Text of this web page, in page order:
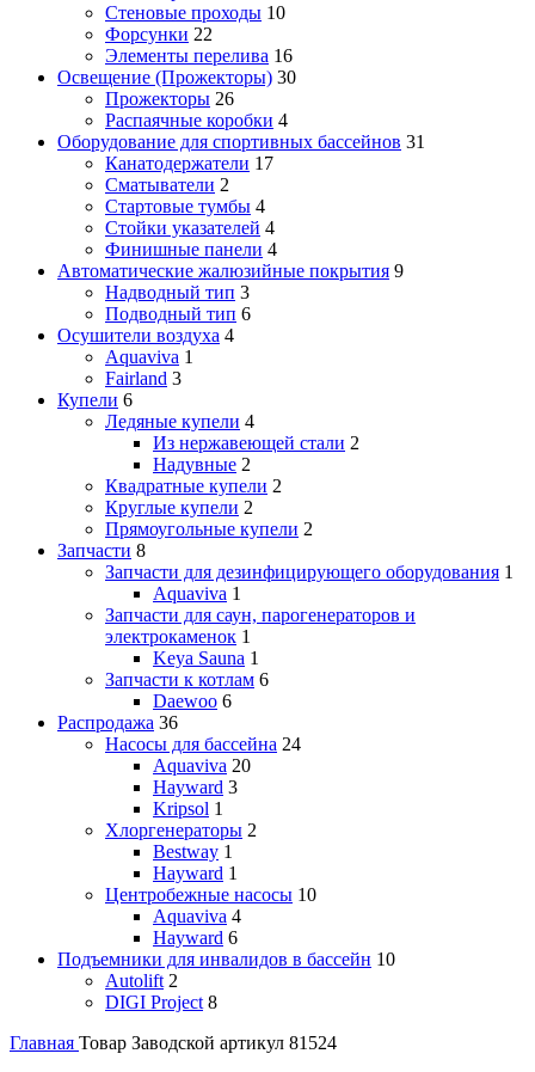
Стеновые проходы 10
Форсунки 22
Элементы перелива 16
Освещение (Прожекторы) 30
Прожекторы 26
Распаячные коробки 4
Оборудование для спортивных бассейнов 31
Канатодержатели 17
Сматыватели 2
Стартовые тумбы 4
Стойки указателей 4
Финишные панели 4
Автоматические жалюзийные покрытия 9
Надводный тип 3
Подводный тип 6
Осушители воздуха 4
Aquaviva 1
Fairland 3
Купели 6
Ледяные купели 4
Из нержавеющей стали 2
Надувные 2
Квадратные купели 2
Круглые купели 2
Прямоугольные купели 2
Запчасти 8
Запчасти для дезинфицирующего оборудования 1
Aquaviva 1
Запчасти для саун, парогенераторов и
электрокаменок 1
Keya Sauna 1
Запчасти к котлам 6
Daewoo 6
Распродажа 36
Насосы для бассейна 24
Aquaviva 20
Hayward 3
Kripsol 1
Хлоргенераторы 2
Bestway 1
Hayward 1
Центробежные насосы 10
Aquaviva 4
Hayward 6
Подъемники для инвалидов в бассейн 10
Autolift 2
DIGI Project 8
Главная Товар Заводской артикул 81524